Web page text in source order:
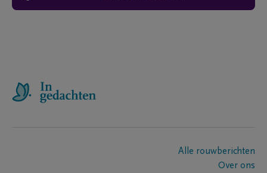
Alle rouwberichten
Over ons